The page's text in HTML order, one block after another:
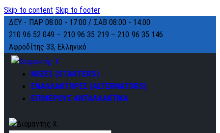
Skip to content Skip to footer
ΔΕΥ - ΠΑΡ 08:00 - 17:00 / ΣΑΒ 08:00 - 14:00
210 96 52 049 – 210 96 35 219 –210 96 35 146
Αφροδίτης 33, Ελληνικό
ΜΙΖΕΣ (STARTERS)
ΕΝΑΛΛΑΚΤΗΡΕΣ (ALTERNATORS)
ΕΠΙΜΕΡΟΥΣ ΑΝΤΑΛΛΑΚΤΙΚΑ